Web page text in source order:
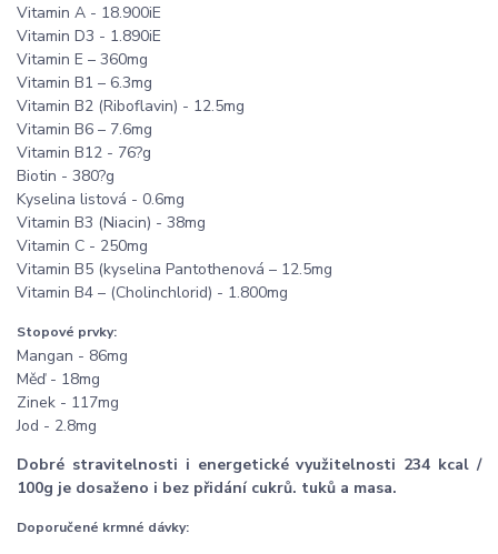
Vitamin A - 18.900iE
Vitamin D3 - 1.890iE
Vitamin E – 360mg
Vitamin B1 – 6.3mg
Vitamin B2 (Riboflavin) - 12.5mg
Vitamin B6 – 7.6mg
Vitamin B12 - 76?g
Biotin - 380?g
Kyselina listová - 0.6mg
Vitamin B3 (Niacin) - 38mg
Vitamin C - 250mg
Vitamin B5 (kyselina Pantothenová – 12.5mg
Vitamin B4 – (Cholinchlorid) - 1.800mg
Stopové prvky:
Mangan - 86mg
Měď - 18mg
Zinek - 117mg
Jod - 2.8mg
Dobré stravitelnosti i energetické využitelnosti 234 kcal /
100g je dosaženo i bez přidání cukrů. tuků a masa.
Doporučené krmné dávky: